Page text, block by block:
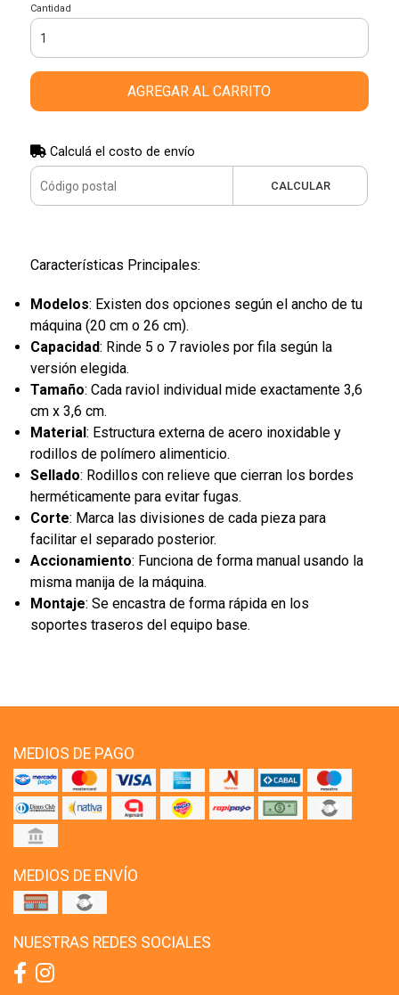
Cantidad
AGREGAR AL CARRITO
Calculá el costo de envío
CALCULAR
Características Principales:
Modelos: Existen dos opciones según el ancho de tu
máquina (20 cm o 26 cm).
Capacidad: Rinde 5 o 7 ravioles por fila según la
versión elegida.
Tamaño: Cada raviol individual mide exactamente 3,6
cm x 3,6 cm.
Material: Estructura externa de acero inoxidable y
rodillos de polímero alimenticio.
Sellado: Rodillos con relieve que cierran los bordes
herméticamente para evitar fugas.
Corte: Marca las divisiones de cada pieza para
facilitar el separado posterior.
Accionamiento: Funciona de forma manual usando la
misma manija de la máquina.
Montaje: Se encastra de forma rápida en los
soportes traseros del equipo base.
MEDIOS DE PAGO
MEDIOS DE ENVÍO
NUESTRAS REDES SOCIALES